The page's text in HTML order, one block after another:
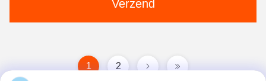
Verzend
1 2